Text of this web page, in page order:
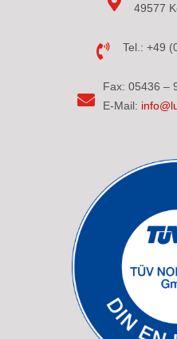
49577
Tel.: +49
Fax: 05436 –
E-Mail: